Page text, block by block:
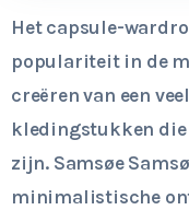
Het capsule-
populariteit in de
creëren van een
kledingstukken
zijn. Samsøe
minimalistische